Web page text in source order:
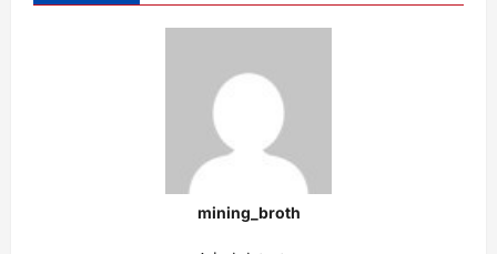
mining_broth